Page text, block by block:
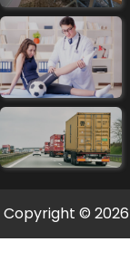
Copyright © 2026